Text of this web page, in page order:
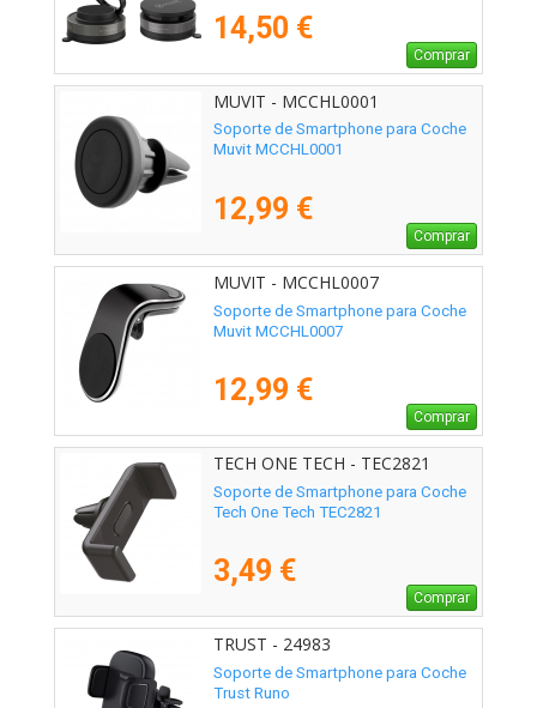
14,50 €
Comprar
MUVIT - MCCHL0001
Soporte de Smartphone para Coche
Muvit MCCHL0001
12,99 €
Comprar
MUVIT - MCCHL0007
Soporte de Smartphone para Coche
Muvit MCCHL0007
12,99 €
Comprar
TECH ONE TECH - TEC2821
Soporte de Smartphone para Coche
Tech One Tech TEC2821
3,49 €
Comprar
TRUST - 24983
Soporte de Smartphone para Coche
Trust Runo